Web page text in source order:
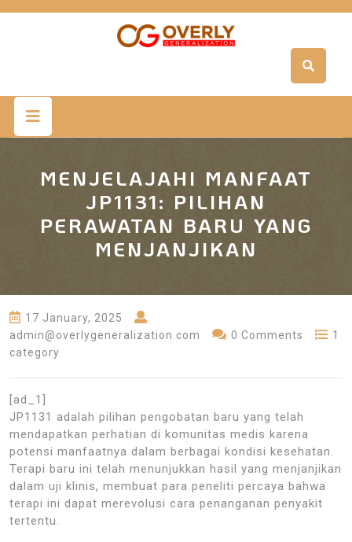
MENJELAJAHI MANFAAT
JP1131: PILIHAN
PERAWATAN BARU YANG
MENJANJIKAN
17 January, 2025
admin@overlygeneralization.com
0 Comments
1
category
[ad_1]
JP1131 adalah pilihan pengobatan baru yang telah
mendapatkan perhatian di komunitas medis karena
potensi manfaatnya dalam berbagai kondisi kesehatan.
Terapi baru ini telah menunjukkan hasil yang menjanjikan
dalam uji klinis, membuat para peneliti percaya bahwa
terapi ini dapat merevolusi cara penanganan penyakit
tertentu.